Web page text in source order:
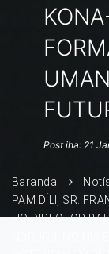
Post iha: 21
Baranda
PAM DÍLI, SR.
HO DIRECTOR